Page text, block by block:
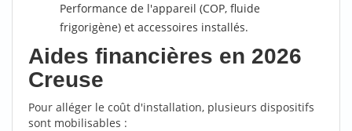
Performance de l'appareil (COP, fluide
frigorigène) et accessoires installés.
Aides financières en 2026
Creuse
Pour alléger le coût d'installation, plusieurs dispositifs
sont mobilisables :